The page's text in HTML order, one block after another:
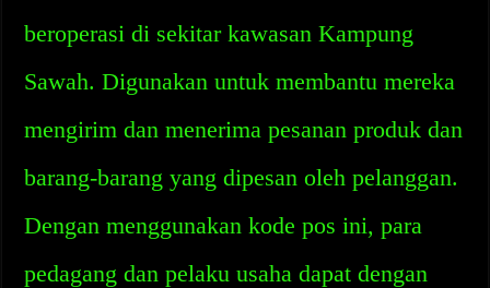
beroperasi di sekitar kawasan Kampung
Sawah. Digunakan untuk membantu mereka
mengirim dan menerima pesanan produk dan
barang-barang yang dipesan oleh pelanggan.
Dengan menggunakan kode pos ini, para
pedagang dan pelaku usaha dapat dengan